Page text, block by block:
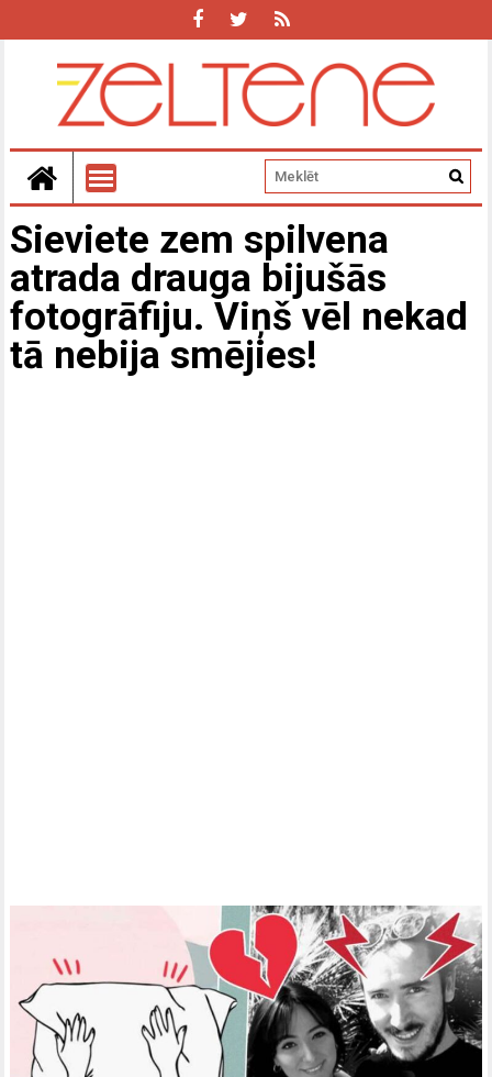
Sieviete zem spilvena
atrada drauga bijušās
fotogrāfiju. Viņš vēl nekad
tā nebija smējies!